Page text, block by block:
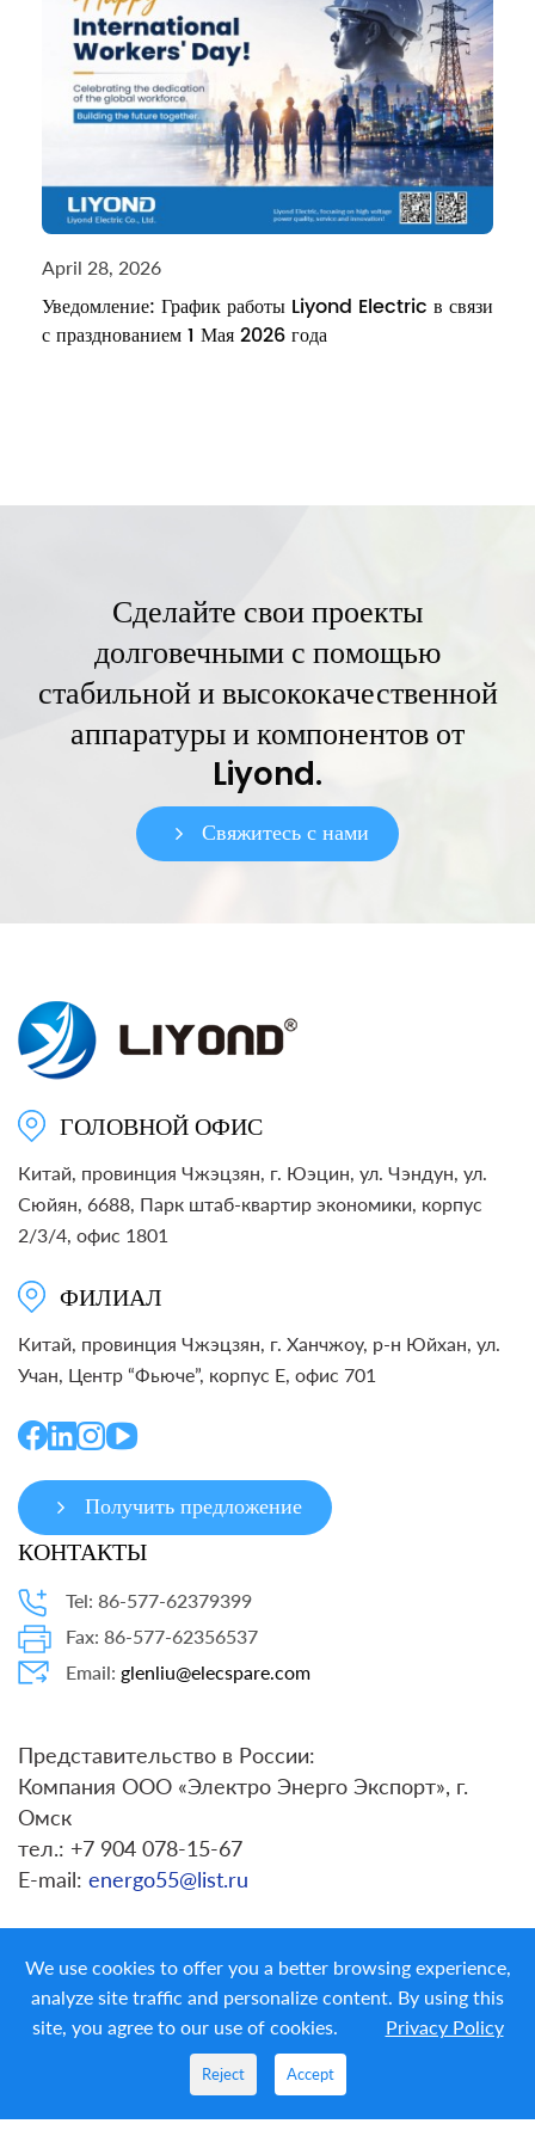
April 28, 2026
Уведомление: График работы Liyond Electric в связи
с празднованием 1 Мая 2026 года
Сделайте свои проекты
долговечными с помощью
стабильной и высококачественной
аппаратуры и компонентов от
Liyond.
Свяжитесь с нами
ГОЛОВНОЙ ОФИС
Китай, провинция Чжэцзян, г. Юэцин, ул. Чэндун, ул.
Сюйян, 6688, Парк штаб-квартир экономики, корпус
2/3/4, офис 1801
ФИЛИАЛ
Китай, провинция Чжэцзян, г. Ханчжоу, р-н Юйхан, ул.
Учан, Центр “Фьюче”, корпус E, офис 701
Получить предложение
КОНТАКТЫ
Tel: 86-577-62379399
Fax: 86-577-62356537
Email: glenliu@elecspare.com
Представительство в России:
Компания ООО «Электро Энерго Экспорт», г.
Омск
тел.: +7 904 078-15-67
E-mail: energo55@list.ru
Copyright ©LIYOND ELECTRIC CO. LTD.
All Rights
ELECSPARE
We use cookies to offer you a better browsing experience,
analyze site traffic and personalize content. By using this
site, you agree to our use of cookies. Privacy Policy
Reject Accept